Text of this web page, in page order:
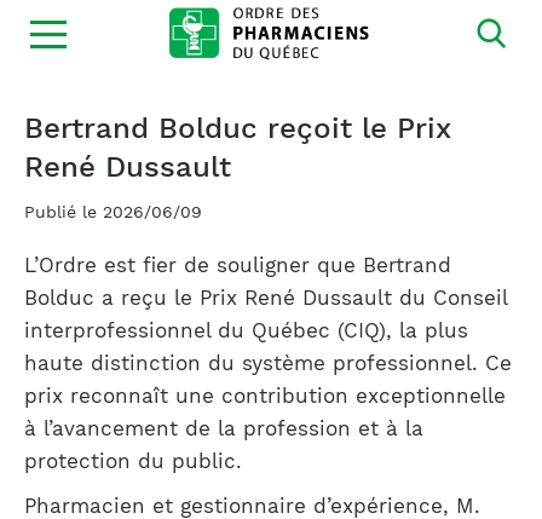
Ouvrir
la
Bertrand Bolduc reçoit le Prix
René Dussault
Publié le 2026/06/09
L’Ordre est fier de souligner que Bertrand
Bolduc a reçu le Prix René Dussault du Conseil
interprofessionnel du Québec (CIQ), la plus
haute distinction du système professionnel. Ce
prix reconnaît une contribution exceptionnelle
à l’avancement de la profession et à la
protection du public.
Pharmacien et gestionnaire d’expérience, M.